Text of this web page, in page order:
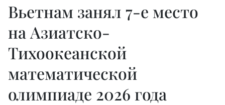
Вьетнам занял 7-е место
на Азиатско-
Тихоокеанской
математической
олимпиаде 2026 года